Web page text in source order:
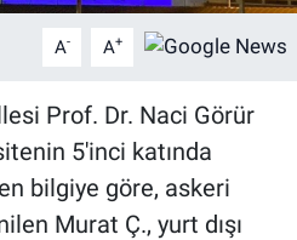
A- A+
Prof. Dr. Naci Görür
5'inci katında
bilgiye göre, askeri
Murat Ç., yurt dışı